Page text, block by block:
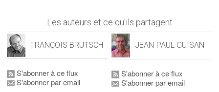
Les auteurs et ce qu'ils partagent
FRANÇOIS BRUTSCH
S'abonner à ce flux
S'abonner par email
JEAN-PAUL GUISAN
S'abonner à ce flux
S'abonner par email